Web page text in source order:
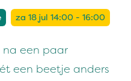
za 18 jul 14:00 - 16:00
na een paar
een beetje anders